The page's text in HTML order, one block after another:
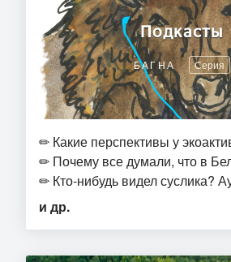
Подкасты
БАГНА Серия
✏ Какие перспективы у
✏ Почему все думали, что в
✏ Кто-нибудь видел суслика?
и др.